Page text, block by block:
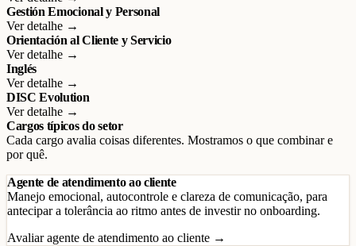
Gestión Emocional y Personal
Ver detalhe →
Orientación al Cliente y Servicio
Ver detalhe →
Inglés
Ver detalhe →
DISC Evolution
Ver detalhe →
Cargos típicos do setor
Cada cargo avalia coisas diferentes. Mostramos o que combinar e
por quê.
Agente de atendimento ao cliente
Manejo emocional, autocontrole e clareza de comunicação, para
antecipar a tolerância ao ritmo antes de investir no onboarding.
Avaliar agente de atendimento ao cliente →